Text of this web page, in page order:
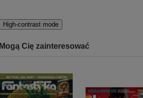
High-contrast mode
Mogą Cię zainteresować